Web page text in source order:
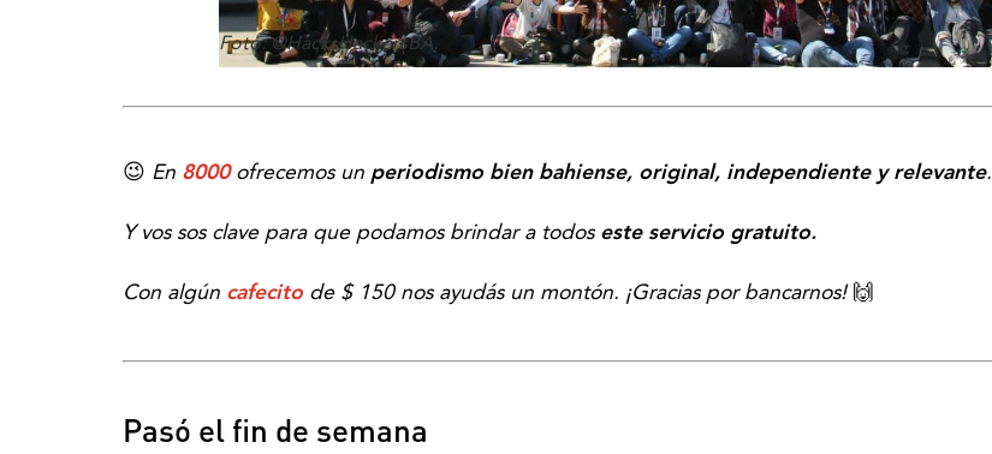
Foto: @HacksHackersBA.
😉 En 8000ofrecemos un periodismo bien bahiense, original, independiente y relevante.
Y vos sos clave para que podamos brindar a todos este servicio gratuito.
Con algún cafecito de $ 150 nos ayudás un montón. ¡Gracias por bancarnos! 🙌
Pasó el fin de semana